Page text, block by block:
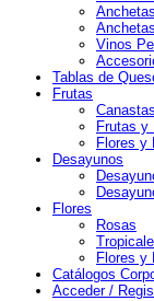
Vinos
Tablas de
Frutas
Frutas y
Flores y
Desayunos
Flores
Rosas
Flores y
Catálogos
Acceder /